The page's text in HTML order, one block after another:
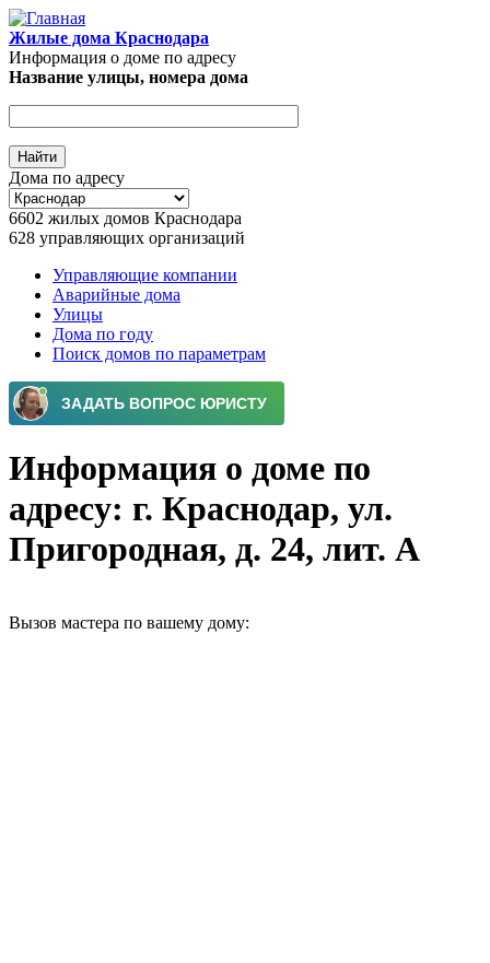
Перейти к основному содержанию
Жилые дома Краснодара
Информация о доме по адресу
Название улицы, номера дома
Дома по адресу
6602 жилых домов Краснодара
628 управляющих организаций
Главное меню
Управляющие компании
Аварийные дома
Улицы
Дома по году
Поиск домов по параметрам
Информация о доме по
адресу: г. Краснодар, ул.
Пригородная, д. 24, лит. А
Вызов мастера по вашему дому: